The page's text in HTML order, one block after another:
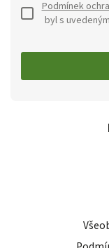
Podmínek
byl s